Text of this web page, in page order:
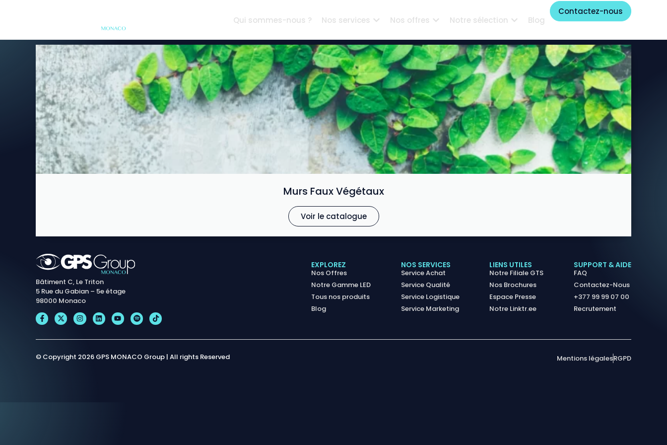
Qui sommes-nous ? Nos services Nos offres Notre sélection Blog
Contactez-nous
Murs Faux Végétaux
Voir le catalogue
Bâtiment C, Le Triton
5 Rue du Gabian – 5e étage
98000 Monaco
EXPLOREZ
Nos Offres
Notre Gamme LED
Tous nos produits
Blog
NOS SERVICES
Service Achat
Service Qualité
Service Logistique
Service Marketing
LIENS UTILES
Notre Filiale GTS
Nos Brochures
Espace Presse
Notre Linktr.ee
SUPPORT & AIDE
FAQ
Contactez-Nous
+377 99 99 07 00
Recrutement
© Copyright 2026 GPS MONACO Group | All rights Reserved Mentions légalesRGPD